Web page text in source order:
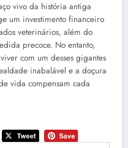
vivo da história antiga
um investimento financeiro
veterinários, além do
precoce. No entanto,
com um desses gigantes
inabalável e a doçura
vida compensam cada